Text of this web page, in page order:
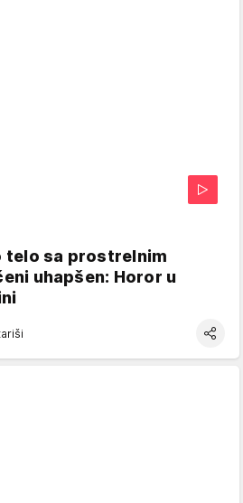
telo sa prostrelnim
uhapšen: Horor u